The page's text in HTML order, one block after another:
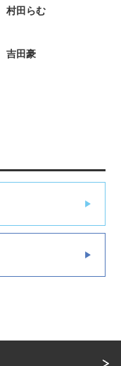
村田らむ
吉田豪